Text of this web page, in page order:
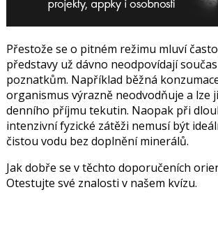
Přestože se o pitném režimu mluví
představy už dávno neodpovídají
poznatkům. Například běžná
organismus výrazně neodvodňuje a lze
denního příjmu tekutin. Naopak při
intenzivní fyzické zátěži nemusí být
čistou vodu bez doplnění minerálů.
Jak dobře se v těchto doporučeních
Otestujte své znalosti v našem kvízu.